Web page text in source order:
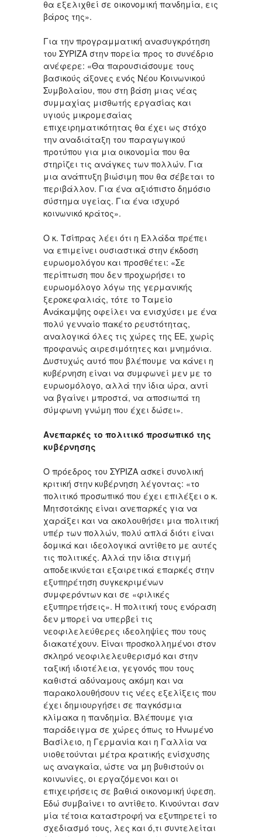
θα εξελιχθεί σε οικονομική πανδημία, εις
βάρος της».
Για την προγραμματική ανασυγκρότηση
του ΣΥΡΙΖΑ στην πορεία προς το συνέδριο
ανέφερε: «Θα παρουσιάσουμε τους
βασικούς άξονες ενός Νέου Κοινωνικού
Συμβολαίου, που στη βάση μιας νέας
συμμαχίας μισθωτής εργασίας και
υγιούς μικρομεσαίας
επιχειρηματικότητας θα έχει ως στόχο
την αναδιάταξη του παραγωγικού
προτύπου για μια οικονομία που θα
στηρίζει τις ανάγκες των πολλών. Για
μια ανάπτυξη βιώσιμη που θα σέβεται το
περιβάλλον. Για ένα αξιόπιστο δημόσιο
σύστημα υγείας. Για ένα ισχυρό
κοινωνικό κράτος».
Ο κ. Τσίπρας λέει ότι η Ελλάδα πρέπει
να επιμείνει ουσιαστικά στην έκδοση
ευρωομολόγου και προσθέτει: «Σε
περίπτωση που δεν προχωρήσει το
ευρωομόλογο λόγω της γερμανικής
ξεροκεφαλιάς, τότε το Ταμείο
Ανάκαμψης οφείλει να ενισχύσει με ένα
πολύ γενναίο πακέτο ρευστότητας,
αναλογικά όλες τις χώρες της ΕΕ, χωρίς
προφανώς αιρεσιμότητες και μνημόνια.
Δυστυχώς αυτό που βλέπουμε να κάνει η
κυβέρνηση είναι να συμφωνεί μεν με το
ευρωομόλογο, αλλά την ίδια ώρα, αντί
να βγαίνει μπροστά, να αποσιωπά τη
σύμφωνη γνώμη που έχει δώσει».
Ανεπαρκές το πολιτικό προσωπικό της
κυβέρνησης
Ο πρόεδρος του ΣΥΡΙΖΑ ασκεί συνολική
κριτική στην κυβέρνηση λέγοντας: «το
πολιτικό προσωπικό που έχει επιλέξει ο κ.
Μητσοτάκης είναι ανεπαρκές για να
χαράξει και να ακολουθήσει μια πολιτική
υπέρ των πολλών, πολύ απλά διότι είναι
δομικά και ιδεολογικά αντίθετο με αυτές
τις πολιτικές. Αλλά την ίδια στιγμή
αποδεικνύεται εξαιρετικά επαρκές στην
εξυπηρέτηση συγκεκριμένων
συμφερόντων και σε «φιλικές
εξυπηρετήσεις». Η πολιτική τους ενόραση
δεν μπορεί να υπερβεί τις
νεοφιλελεύθερες ιδεοληψίες που τους
διακατέχουν. Είναι προσκολλημένοι στον
σκληρό νεοφιλελευθερισμό και στην
ταξική ιδιοτέλεια, γεγονός που τους
καθιστά αδύναμους ακόμη και να
παρακολουθήσουν τις νέες εξελίξεις που
έχει δημιουργήσει σε παγκόσμια
κλίμακα η πανδημία. Βλέπουμε για
παράδειγμα σε χώρες όπως το Ηνωμένο
Βασίλειο, η Γερμανία και η Γαλλία να
υιοθετούνται μέτρα κρατικής ενίσχυσης
ως αναγκαία, ώστε να μη βυθιστούν οι
κοινωνίες, οι εργαζόμενοι και οι
επιχειρήσεις σε βαθιά οικονομική ύφεση.
Εδώ συμβαίνει το αντίθετο. Κινούνται σαν
μία τέτοια καταστροφή να εξυπηρετεί το
σχεδιασμό τους, λες και ό,τι συντελείται